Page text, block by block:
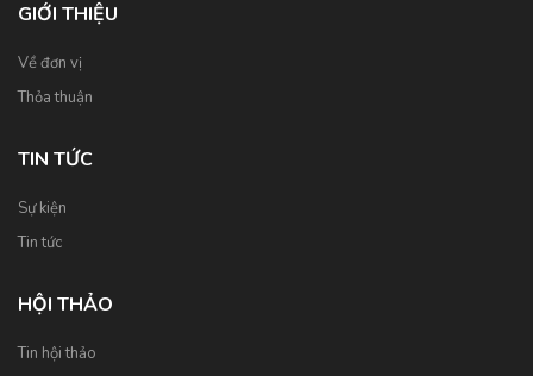
GIỚI THIỆU
Về đơn vị
Thỏa thuận
TIN TỨC
Sự kiện
Tin tức
HỘI THẢO
Tin hội thảo